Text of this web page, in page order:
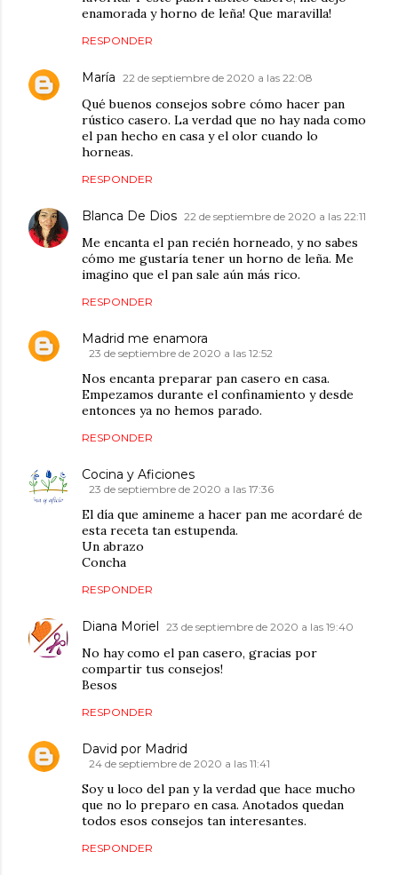
enamorada y horno de leña! Que maravilla!
RESPONDER
María 22 de septiembre de 2020 a las 22:08
Qué buenos consejos sobre cómo hacer pan
rústico casero. La verdad que no hay nada como
el pan hecho en casa y el olor cuando lo
horneas.
RESPONDER
Blanca De Dios 22 de septiembre de 2020 a las 22:11
Me encanta el pan recién horneado, y no sabes
cómo me gustaría tener un horno de leña. Me
imagino que el pan sale aún más rico.
RESPONDER
Madrid me enamora
23 de septiembre de 2020 a las 12:52
Nos encanta preparar pan casero en casa.
Empezamos durante el confinamiento y desde
entonces ya no hemos parado.
RESPONDER
Cocina y Aficiones
23 de septiembre de 2020 a las 17:36
El día que amineme a hacer pan me acordaré de
esta receta tan estupenda.
Un abrazo
Concha
RESPONDER
Diana Moriel 23 de septiembre de 2020 a las 19:40
No hay como el pan casero, gracias por
compartir tus consejos!
Besos
RESPONDER
David por Madrid
24 de septiembre de 2020 a las 11:41
Soy u loco del pan y la verdad que hace mucho
que no lo preparo en casa. Anotados quedan
todos esos consejos tan interesantes.
RESPONDER